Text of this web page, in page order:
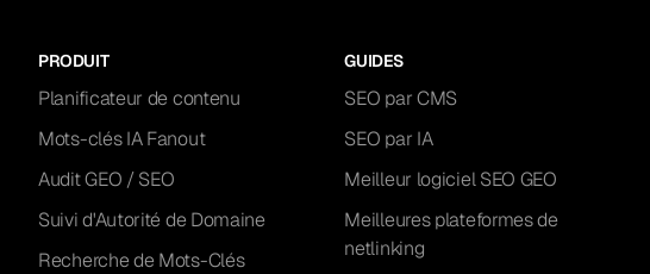
PRODUIT
Planificateur de contenu
Mots-clés IA Fanout
Audit GEO / SEO
Suivi d'Autorité de Domaine
Recherche de Mots-Clés
GUIDES
SEO par CMS
SEO par IA
Meilleur logiciel SEO GEO
Meilleures plateformes de
netlinking